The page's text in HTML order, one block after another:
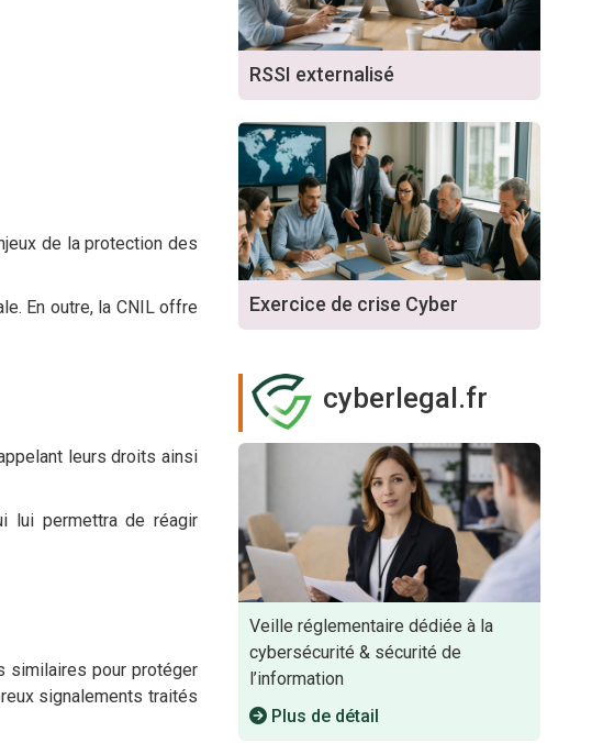
de la protection des
En outre, la CNIL offre
leurs droits ainsi
lui permettra de réagir
similaires pour protéger
signalements traités
RSSI externalisé
Exercice de crise Cyber
cyberlegal.fr
Veille réglementaire dédiée à la
cybersécurité & sécurité de
l’information
Plus de détail